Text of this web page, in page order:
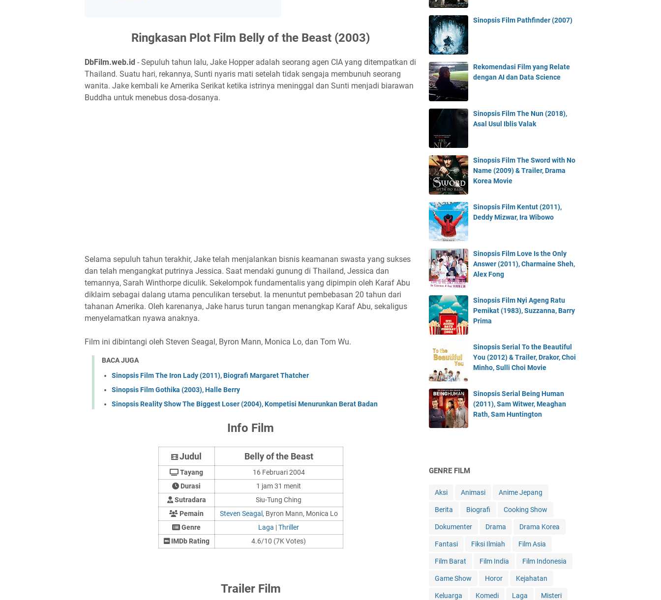
Ringkasan Plot Film Belly of the Beast (2003)
DbFilm.web.id - Sepuluh tahun lalu, Jake Hopper adalah seorang agen CIA yang ditempatkan di
Thailand. Suatu hari, rekannya, Sunti nyaris mati setelah tidak sengaja membunuh seorang
wanita. Jake kembali ke Amerika Serikat ketika istrinya meninggal dan Sunti menjadi biarawan
Buddha untuk menebus dosa-dosanya.
Selama sepuluh tahun terakhir, Jake telah menjalankan bisnis keamanan swasta yang sukses
dan telah mengangkat putrinya Jessica. Saat mendaki gunung di Thailand, Jessica dan
temannya, Sarah Winthorpe diculik. Sekelompok fundamentalis yang dipimpin oleh Karaf Abu
diklaim sebagai dalang utama penculikan tersebut. Ia menuntut pembebasan 20 tahun dari
tahanan Amerika. Oleh karenanya, Jake harus turun tangan menangkap Karaf Abu, sekaligus
menyelamatkan nyawa anaknya.
Film ini dibintangi oleh Steven Seagal, Byron Mann, Monica Lo, dan Tom Wu.
BACA JUGA
Sinopsis Film The Iron Lady (2011), Biografi Margaret Thatcher
Sinopsis Film Gothika (2003), Halle Berry
Sinopsis Reality Show The Biggest Loser (2004), Kompetisi Menurunkan Berat Badan
Info Film
Judul Belly of the Beast
Tayang
16 Februari 2004
Durasi
1 jam 31 menit
Sutradara
Siu-Tung Ching
Pemain
Steven Seagal , Byron Mann, Monica Lo
Genre
Laga |Thriller
IMDb Rating
4.6/10 (7K Votes)
Trailer Film
Sinopsis Film Pathfinder (2007)
Rekomendasi Film yang Relate
dengan AI dan Data Science
Sinopsis Film The Nun (2018),
Asal Usul Iblis Valak
Sinopsis Film The Sword with No
Name (2009) & Trailer, Drama
Korea Movie
Sinopsis Film Kentut (2011),
Deddy Mizwar, Ira Wibowo
Sinopsis Film Love Is the Only
Answer (2011), Charmaine Sheh,
Alex Fong
Sinopsis Film Nyi Ageng Ratu
Pemikat (1983), Suzzanna, Barry
Prima
Sinopsis Serial To the Beautiful
You (2012) & Trailer, Drakor, Choi
Minho, Sulli Choi Movie
Sinopsis Serial Being Human
(2011), Sam Witwer, Meaghan
Rath, Sam Huntington
GENRE FILM
Aksi Animasi Anime Jepang
Berita Biografi Cooking Show
Dokumenter Drama Drama Korea
Fantasi Fiksi Ilmiah Film Asia
Film Barat Film India Film Indonesia
Game Show Horor Kejahatan
Keluarga Komedi Laga Misteri